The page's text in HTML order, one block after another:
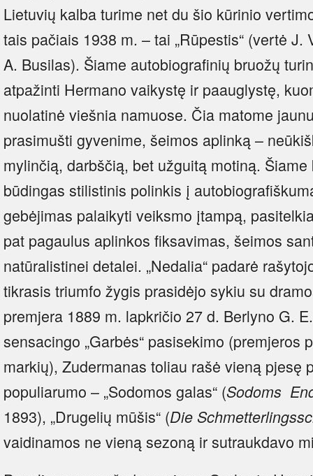
Lietuvių kalba turime net du šio kūrinio
tais pačiais 1938 m. – tai „Rūpestis“ (vertė J.
A. Busilas). Šiame autobiografinių bruožų
atpažinti Hermano vaikystę ir paauglystę,
nuolatinė viešnia namuose. Čia matome
prasimušti gyvenime, šeimos aplinką –
mylinčią, darbščią, bet užguitą motiną.
būdingas stilistinis polinkis į
gebėjimas palaikyti veiksmo įtampą,
pat pagaulus aplinkos fiksavimas, šeimos
natūralistinei detalei. „Nedalia“ padarė
tikrasis triumfo žygis prasidėjo sykiu su
premjera 1889 m. lapkričio 27 d. Berlyno G.
sensacingo „Garbės“ pasisekimo (premjeros
markių), Zudermanas toliau rašė vieną pjesę
populiarumo – „Sodomos galas“ (Sodoms
1893), „Drugelių mūšis“ (Die
vaidinamos ne vieną sezoną ir sutraukdavo